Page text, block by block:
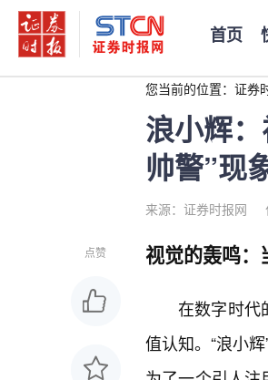
首页
您当前的位置： 证券
浪小辉
帅警”现
来源：证券时报网
点赞 视觉的轰鸣：
在数字时代
值认知。“浪小